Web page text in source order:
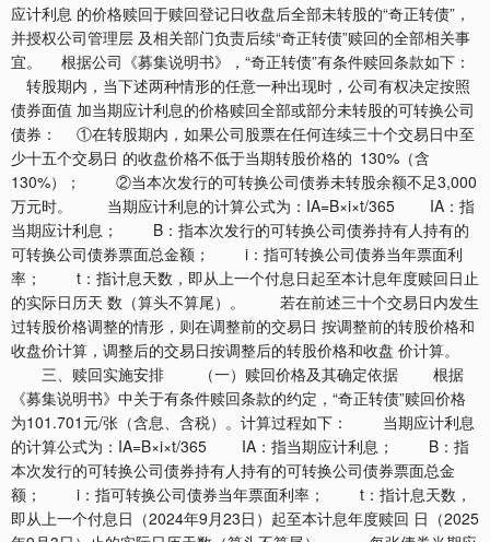
应计利息 的价格赎回于赎回登记日收盘后全部未转股的“奇正转债”，
并授权公司管理层 及相关部门负责后续“奇正转债”赎回的全部相关事
宜。 根据公司《募集说明书》，“奇正转债”有条件赎回条款如下：
转股期内，当下述两种情形的任意一种出现时，公司有权决定按照
债券面值 加当期应计利息的价格赎回全部或部分未转股的可转换公司
债券： ①在转股期内，如果公司股票在任何连续三十个交易日中至
少十五个交易日 的收盘价格不低于当期转股价格的 130%（含
130%）； ②当本次发行的可转换公司债券未转股余额不足3,000
万元时。 当期应计利息的计算公式为：IA=B×i×t/365 IA：指
当期应计利息； B：指本次发行的可转换公司债券持有人持有的
可转换公司债券票面总金额； i：指可转换公司债券当年票面利
率； t：指计息天数，即从上一个付息日起至本计息年度赎回日止
的实际日历天 数（算头不算尾）。 若在前述三十个交易日内发生
过转股价格调整的情形，则在调整前的交易日 按调整前的转股价格和
收盘价计算，调整后的交易日按调整后的转股价格和收盘 价计算。
三、赎回实施安排 （一）赎回价格及其确定依据 根据
《募集说明书》中关于有条件赎回条款的约定，“奇正转债”赎回价格
为101.701元/张（含息、含税）。计算过程如下： 当期应计利息
的计算公式为：IA=B×i×t/365 IA：指当期应计利息； B：指
本次发行的可转换公司债券持有人持有的可转换公司债券票面总金
额； i：指可转换公司债券当年票面利率； t：指计息天数，
即从上一个付息日（2024年9月23日）起至本计息年度赎回 日（2025